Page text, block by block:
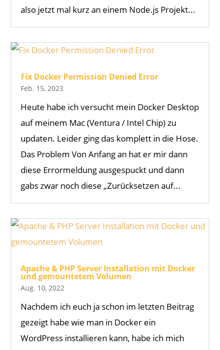
also jetzt mal kurz an einem Node.js Projekt...
Fix Docker Permission Denied Error
Feb. 15, 2023
Heute habe ich versucht mein Docker Desktop
auf meinem Mac (Ventura / Intel Chip) zu
updaten. Leider ging das komplett in die Hose.
Das Problem Von Anfang an hat er mir dann
diese Errormeldung ausgespuckt und dann
gabs zwar noch diese „Zurücksetzen auf...
Apache & PHP Server Installation mit Docker
und gemountetem Volumen
Aug. 10, 2022
Nachdem ich euch ja schon im letzten Beitrag
gezeigt habe wie man in Docker ein
WordPress installieren kann, habe ich mich